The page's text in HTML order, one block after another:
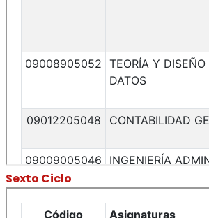
Sexto Ciclo